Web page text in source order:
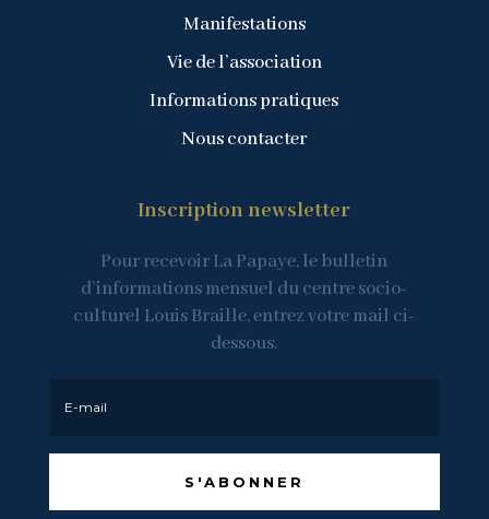
Manifestations
Vie de l’association
Informations pratiques
Nous contacter
Inscription newsletter
Pour recevoir La Papaye, le bulletin
d’informations mensuel du centre socio-
culturel Louis Braille, entrez votre mail ci-
dessous.
S'ABONNER